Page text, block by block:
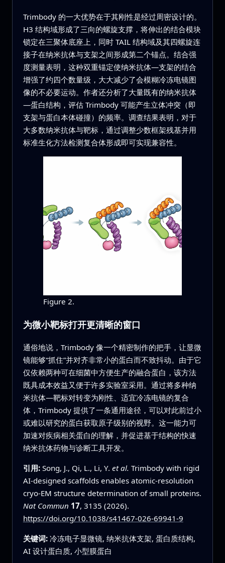
Trimbody 的一大优势在于其刚性是经过周密设计的。
H3 结构域形成了三向的螺旋支撑，将伸出的结合模块
锁定在三聚体底座上，同时 TAIL 结构域及其四螺旋连
接子在纳米抗体与支架之间形成第二个锚点。结合强
度测量表明，这种双重锚定使纳米抗体—支架的结合
增强了约四个数量级，大大减少了会模糊冷冻电镜图
像的不必要运动。作者还分析了大量既有的纳米抗体
—蛋白结构，评估 Trimbody 可能产生立体冲突（即
支架与蛋白本体碰撞）的频率。调查结果表明，对于
大多数纳米抗体与靶标，通过调整少数框架残基并用
标准生化方法检测复合体形成即可实现兼容性。
Figure 2.
为微小靶标打开更清晰的窗口
通俗地说，Trimbody 像一个精密制作的把手，让显微
镜能够“抓住”并对齐非常小的蛋白而不致抖动。由于它
仅依赖两种可在细菌中方便生产的融合蛋白，该方法
既具成本效益又便于许多实验室采用。通过将多种纳
米抗体—靶标对转变为刚性、适宜冷冻电镜的复合
体，Trimbody 提供了一条通用途径，可以对此前过小
或难以研究的蛋白获取原子级别的视野。这一能力可
加速对疾病相关蛋白的理解，并促进基于结构的快速
纳米抗体药物与诊断工具开发。
引用: Song, J., Qi, L., Li, Y. et al. Trimbody with rigid
AI-designed scaffolds enables atomic-resolution
cryo-EM structure determination of small proteins.
Nat Commun 17, 3135 (2026).
https://doi.org/10.1038/s41467-026-69941-9
关键词: 冷冻电子显微镜, 纳米抗体支架, 蛋白质结构,
AI 设计蛋白质, 小型膜蛋白